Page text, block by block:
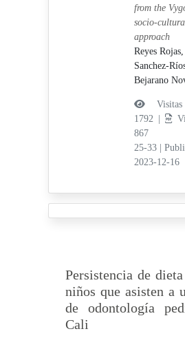
from the
socio-
approach
Reyes
Sanchez-
Bejarano
Visitas
1792 |
867
25-33
2023-12-16
Persistencia de
niños que asisten a
de odontología
Cali